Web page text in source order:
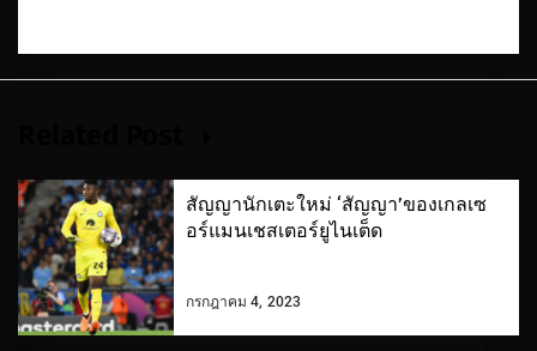
สัญญานักเตะใหม่ ‘สัญญา’ของเกลเซ
อร์แมนเชสเตอร์ยูไนเต็ด
กรกฎาคม 4, 2023